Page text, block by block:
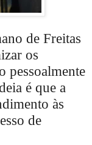
de Freitas
os
pessoalmente
é que a
às
de